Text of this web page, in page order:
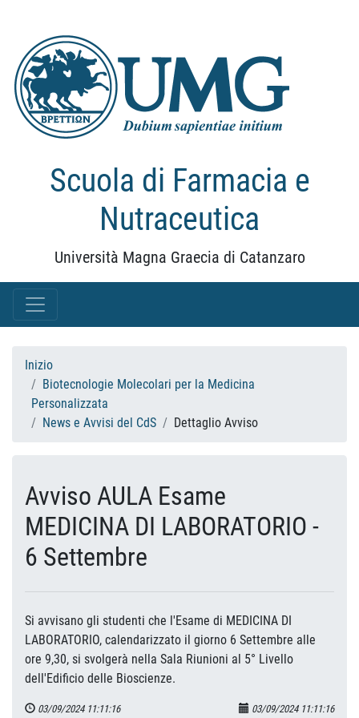
Scuola di Farmacia e
Nutraceutica
Università Magna Graecia di Catanzaro
Inizio
Biotecnologie Molecolari per la Medicina
Personalizzata
News e Avvisi del CdS
Dettaglio Avviso
Avviso AULA Esame
MEDICINA DI LABORATORIO -
6 Settembre
Si avvisano gli studenti che l'Esame di MEDICINA DI
LABORATORIO, calendarizzato il giorno 6 Settembre alle
ore 9,30, si svolgerà nella Sala Riunioni al 5° Livello
dell'Edificio delle Bioscienze.
03/09/2024 11:11:16 03/09/2024 11:11:16